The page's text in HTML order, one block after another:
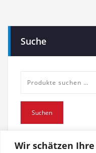
Wir schätzen
Suche
nach:
Suchen